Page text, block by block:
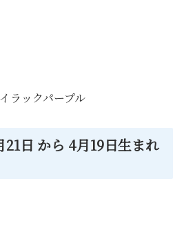
ラックパープル
日 から 4月19日生まれ